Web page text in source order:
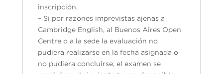
inscripción.
– Si por razones imprevistas ajenas a
Cambridge English, al Buenos Aires Open
Centre o a la sede la evaluación no
pudiera realizarse en la fecha asignada o
no pudiera concluirse, el examen se